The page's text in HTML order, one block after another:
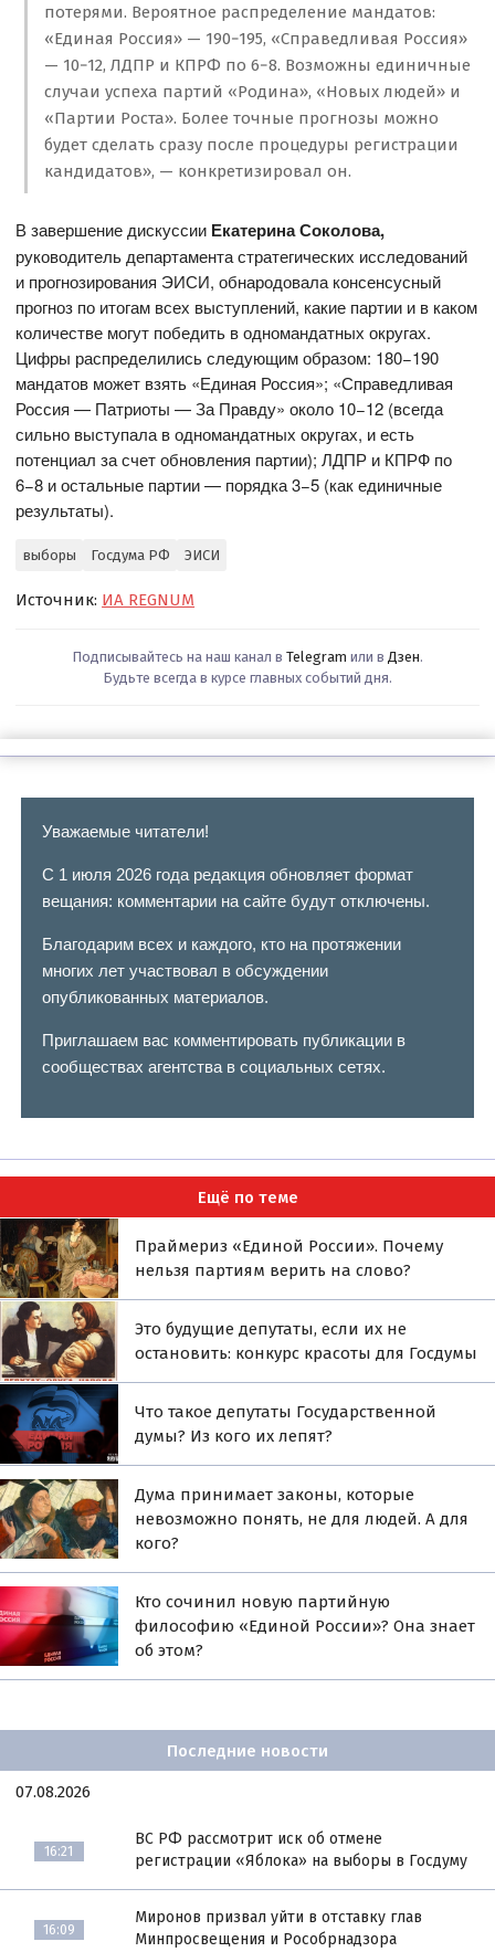
потерями. Вероятное распределение мандатов:
«Единая Россия» — 190−195, «Справедливая Россия»
— 10−12, ЛДПР и КПРФ по 6−8. Возможны единичные
случаи успеха партий «Родина», «Новых людей» и
«Партии Роста». Более точные прогнозы можно
будет сделать сразу после процедуры регистрации
кандидатов», — конкретизировал он.
В завершение дискуссии Екатерина Соколова,
руководитель департамента стратегических исследований
и прогнозирования ЭИСИ, обнародовала консенсусный
прогноз по итогам всех выступлений, какие партии и в каком
количестве могут победить в одномандатных округах.
Цифры распределились следующим образом: 180−190
мандатов может взять «Единая Россия»; «Справедливая
Россия — Патриоты — За Правду» около 10−12 (всегда
сильно выступала в одномандатных округах, и есть
потенциал за счет обновления партии); ЛДПР и КПРФ по
6−8 и остальные партии — порядка 3−5 (как единичные
результаты).
выборы Госдума РФ ЭИСИ
Источник: ИА REGNUM
Подписывайтесь на наш канал в Telegram или в Дзен.
Будьте всегда в курсе главных событий дня.
Уважаемые читатели!
С 1 июля 2026 года редакция обновляет формат
вещания: комментарии на сайте будут отключены.
Благодарим всех и каждого, кто на протяжении
многих лет участвовал в обсуждении
опубликованных материалов.
Приглашаем вас комментировать публикации в
сообществах агентства в социальных сетях.
Ещё по теме
Праймериз «Единой России». Почему
нельзя партиям верить на слово?
Это будущие депутаты, если их не
остановить: конкурс красоты для Госдумы
Что такое депутаты Государственной
думы? Из кого их лепят?
Дума принимает законы, которые
невозможно понять, не для людей. А для
кого?
Кто сочинил новую партийную
философию «Единой России»? Она знает
об этом?
Последние новости
07.08.2026
16:21
ВС РФ рассмотрит иск об отмене
регистрации «Яблока» на выборы в Госдуму
16:09
Миронов призвал уйти в отставку глав
Минпросвещения и Рособрнадзора